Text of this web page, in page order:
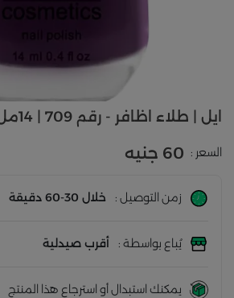
ايل | طلاء اظافر - رقم 709 | 14مل
السعر : 60 جنيه
زمن التوصيل : خلال 30-60 دقيقة
يُباع بواسطة : أقرب صيدلية
يمكنك استبدال أو استرجاع هذا المنتج